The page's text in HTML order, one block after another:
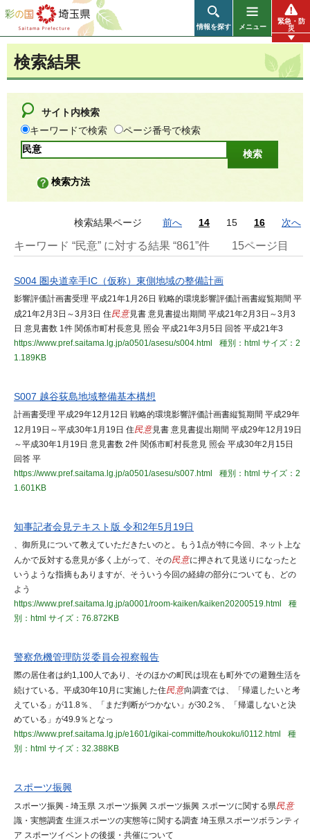
彩の国 埼玉県
情報を探す メニュー
緊急・防
災
検索結果
サイト内検索
キーワードで検索
ページ番号で検索
検索方法
検索結果ページ 前へ 14 15 16 次へ
キーワード “民意” に対する結果 “861”件 15ページ目
S004 圏央道幸手IC（仮称）東側地域の整備計画
影響評価計画書受理 平成21年1月26日 戦略的環境影響評価計画書縦覧期間 平
成21年2月3日～3月3日 住民意見書 意見書提出期間 平成21年2月3日～3月3
日 意見書数 1件 関係市町村長意見 照会 平成21年3月5日 回答 平成21年3
https://www.pref.saitama.lg.jp/a0501/asesu/s004.html
種別：html サイズ：2
1.189KB
S007 越谷荻島地域整備基本構想
計画書受理 平成29年12月12日 戦略的環境影響評価計画書縦覧期間 平成29年
12月19日～平成30年1月19日 住民意見書 意見書提出期間 平成29年12月19日
～平成30年1月19日 意見書数 2件 関係市町村長意見 照会 平成30年2月15日
回答 平
https://www.pref.saitama.lg.jp/a0501/asesu/s007.html
種別：html サイズ：2
1.601KB
知事記者会見テキスト版 令和2年5月19日
、御所見について教えていただきたいのと。もう1点が特に今回、ネット上な
んかで反対する意見が多く上がって、その民意に押されて見送りになったと
いうような指摘もありますが、そういう今回の経緯の部分についても、どの
よう
https://www.pref.saitama.lg.jp/a0001/room-kaiken/kaiken20200519.html
種
別：html サイズ：76.872KB
警察危機管理防災委員会視察報告
際の居住者は約1,100人であり、そのほかの町民は現在も町外での避難生活を
続けている。平成30年10月に実施した住民意向調査では、「帰還したいと考
えている」が11.8％、「まだ判断がつかない」が30.2％、「帰還しないと決
めている」が49.9％となっ
https://www.pref.saitama.lg.jp/e1601/gikai-committe/houkoku/i0112.html
種
別：html サイズ：32.388KB
スポーツ振興
スポーツ振興 - 埼玉県 スポーツ振興 スポーツ振興 スポーツに関する県民意
識・実態調査 生涯スポーツの実態等に関する調査 埼玉県スポーツボランティ
ア スポーツイベントの後援・共催について